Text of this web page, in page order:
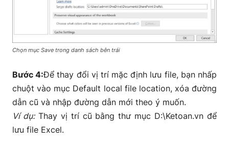
Chọn mục Save trong danh sách bên trái
Bước 4:Để thay đổi vị trí mặc định lưu file, bạn nhấp
chuột vào mục Default local file location, xóa đường
dẫn cũ và nhập đường dẫn mới theo ý muốn.
Ví dụ:Thay vị trí cũ bằng thư mục D:\Ketoan.vn để
lưu file Excel.